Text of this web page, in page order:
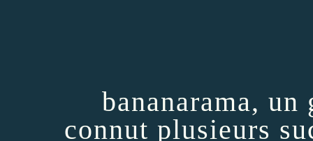
bananarama,
connut plusieurs